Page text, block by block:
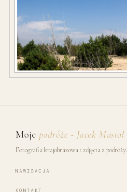
Moje podróże - Jacek Musioł
Fotografia krajobrazowa i zdjęcia z podróży.
NAWIGACJA
KONTAKT